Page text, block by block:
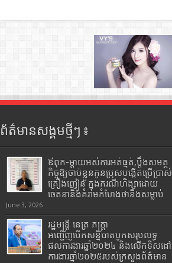
ព័ត៌មានសង្គមថ្មីៗ ៖
ឪពុក-ម្ដាយអស់ការអត់ធ្មត់,ប្ដឹងសមត្ថ
កិច្ចឱ្យចាប់ខ្លួនកូនប្រុសបង្កើតប្រើប្រាស់
គ្រឿងញៀន ក្នុងករណីហិង្សាដោយ
ចេតនានិងគំរាមកំហែងថានឹងសម្លាប់
June 3, 2026
រដ្ឋមន្រ្តី​ នេត្រ​ ភក្ត្រា​
អញ្ជើញបើកសន្និបាតបូកសរុបលទ្ធ
ផលការងារឆ្នាំ២០២៤ និងលើកទិសដៅ
ការងារឆ្នាំ២០២៥របស់​ក្រសួង​ព័ត៌មាន​